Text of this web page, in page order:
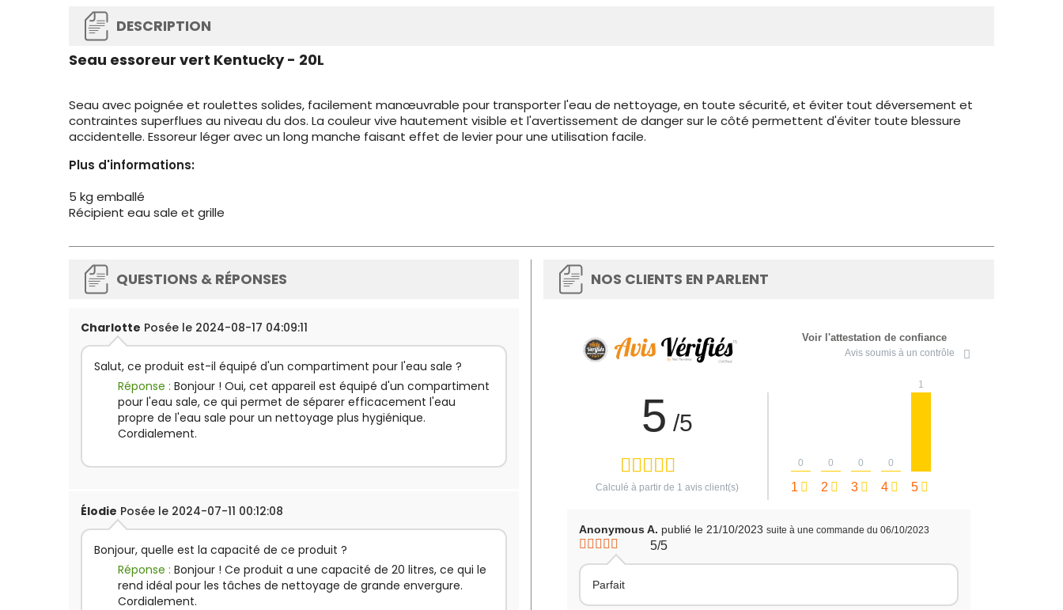
DESCRIPTION
Seau essoreur vert Kentucky - 20L
Seau avec poignée et roulettes solides, facilement manœuvrable pour transporter l'eau de nettoyage, en toute sécurité, et éviter tout déversement et
contraintes superflues au niveau du dos. La couleur vive hautement visible et l'avertissement de danger sur le côté permettent d'éviter toute blessure
accidentelle. Essoreur léger avec un long manche faisant effet de levier pour une utilisation facile.
Plus d'informations:
5 kg emballé
Récipient eau sale et grille
QUESTIONS & RÉPONSES
Charlotte Posée le 2024-08-17 04:09:11
Salut, ce produit est-il équipé d'un compartiment pour l'eau sale ?
Réponse : Bonjour ! Oui, cet appareil est équipé d'un compartiment
pour l'eau sale, ce qui permet de séparer efficacement l'eau
propre de l'eau sale pour un nettoyage plus hygiénique.
Cordialement.
Élodie Posée le 2024-07-11 00:12:08
Bonjour, quelle est la capacité de ce produit ?
Réponse : Bonjour ! Ce produit a une capacité de 20 litres, ce qui le
rend idéal pour les tâches de nettoyage de grande envergure.
Cordialement.
NOS CLIENTS EN PARLENT
Voir l'attestation de confiance
Avis soumis à un contrôle
5 /5
Calculé à partir de 1 avis client(s) 1
0
2
0
3
0
4
0
5
1
Anonymous A. publié le 21/10/2023 suite à une commande du 06/10/2023
5/5
Parfait